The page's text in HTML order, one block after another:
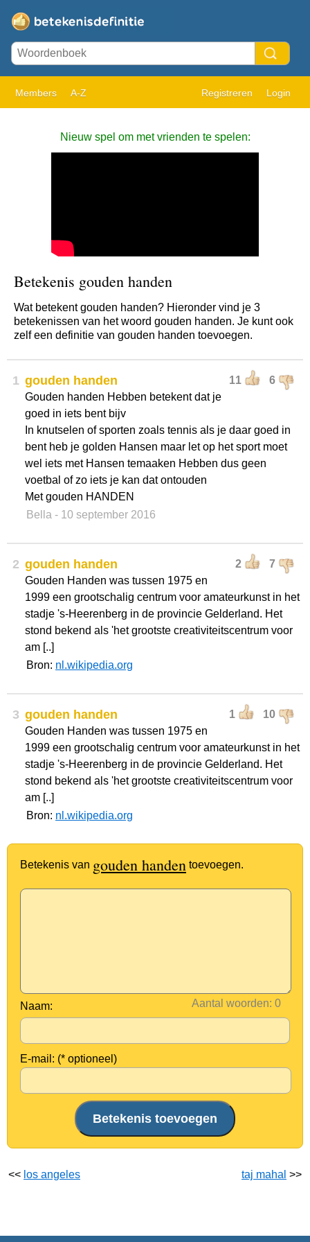
Members A-Z Registreren Login
Nieuw spel om met vrienden te spelen:
Betekenis gouden handen
Wat betekent gouden handen? Hieronder vind je 3
betekenissen van het woord gouden handen. Je kunt ook
zelf een definitie van gouden handen toevoegen.
1 11 6
gouden handen
Gouden handen Hebben betekent dat je
goed in iets bent bijv
In knutselen of sporten zoals tennis als je daar goed in
bent heb je golden Hansen maar let op het sport moet
wel iets met Hansen temaaken Hebben dus geen
voetbal of zo iets je kan dat ontouden
Met gouden HANDEN
Bella - 10 september 2016
2 2 7
gouden handen
Gouden Handen was tussen 1975 en
1999 een grootschalig centrum voor amateurkunst in het
stadje 's-Heerenberg in de provincie Gelderland. Het
stond bekend als 'het grootste creativiteitscentrum voor
am [..]
Bron: nl.wikipedia.org
3 1 10
gouden handen
Gouden Handen was tussen 1975 en
1999 een grootschalig centrum voor amateurkunst in het
stadje 's-Heerenberg in de provincie Gelderland. Het
stond bekend als 'het grootste creativiteitscentrum voor
am [..]
Bron: nl.wikipedia.org
Betekenis van gouden handen toevoegen.
Aantal woorden:
Naam:
E-mail: (* optioneel)
<< los angeles taj mahal >>